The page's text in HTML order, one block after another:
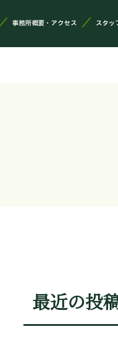
事務所概要・アクセス スタッ
最近の投